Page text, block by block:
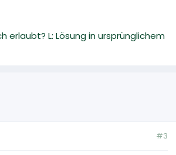
erlaubt? L: Lösung in ursprünglichem
#3